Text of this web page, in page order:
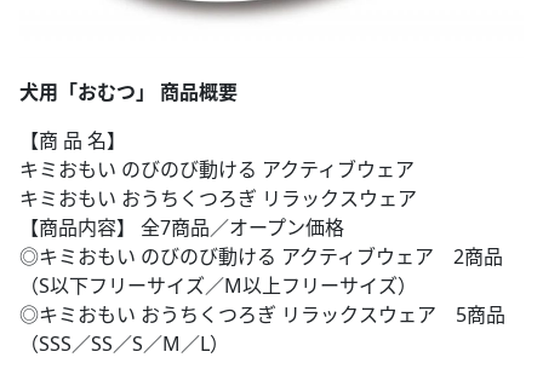
犬用「おむつ」 商品概要
【商 品 名】
キミおもい のびのび動ける アクティブウェア
キミおもい おうちくつろぎ リラックスウェア
【商品内容】 全7商品／オープン価格
◎キミおもい のびのび動ける アクティブウェア 2商品
（S以下フリーサイズ／M以上フリーサイズ）
◎キミおもい おうちくつろぎ リラックスウェア 5商品
（SSS／SS／S／M／L）